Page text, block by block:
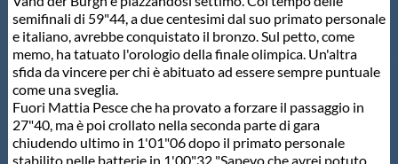
semifinali di 59"44, a due centesimi dal suo primato personale
e italiano, avrebbe conquistato il bronzo. Sul petto, come
memo, ha tatuato l'orologio della finale olimpica. Un'altra
sfida da vincere per chi è abituato ad essere sempre puntuale
come una sveglia.
Fuori Mattia Pesce che ha provato a forzare il passaggio in
27"40, ma è poi crollato nella seconda parte di gara
chiudendo ultimo in 1'01"06 dopo il primato personale
stabilito nelle batterie in 1'00"32 "Sapevo che avrei potuto